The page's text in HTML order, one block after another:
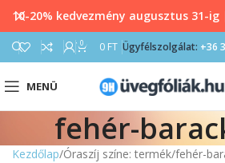
0 0 FT Ügyfélszolgálat: +36
MENÜ
fehér-
Kezdőlap Óraszíj színe: termék fehér-
10-20% kedvezmény augusztus 31-ig